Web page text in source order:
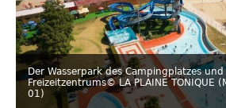
Der Wasserpark des Campingplatzes
Freizeitzentrums© LA PLAINE TONIQUE
01)